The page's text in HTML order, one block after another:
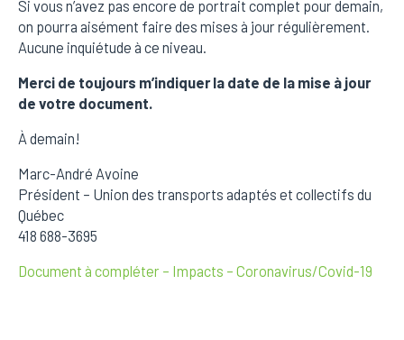
Si vous n’avez pas encore de portrait complet pour demain,
on pourra aisément faire des mises à jour régulièrement.
Aucune inquiétude à ce niveau.
Merci de toujours m’indiquer la date de la mise à jour
de votre document.
À demain!
Marc-André Avoine
Président – Union des transports adaptés et collectifs du
Québec
418 688-3695
Document à compléter – Impacts – Coronavirus/Covid-19